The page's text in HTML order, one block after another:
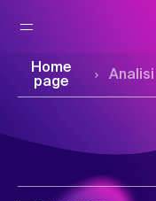
Home
page
Analisi